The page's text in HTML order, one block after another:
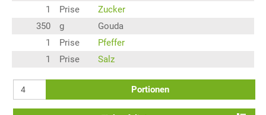
1
Prise
Zucker
350
g
Gouda
1
Prise
Pfeffer
1
Prise Salz
Portionen